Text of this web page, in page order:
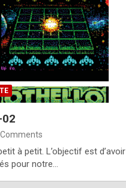
à petit. L’objectif est d’avoir
pour notre…